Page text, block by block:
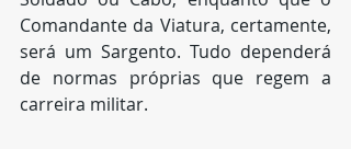
Comandante da Viatura, certamente,
será um Sargento. Tudo dependerá
de normas próprias que regem a
carreira militar.